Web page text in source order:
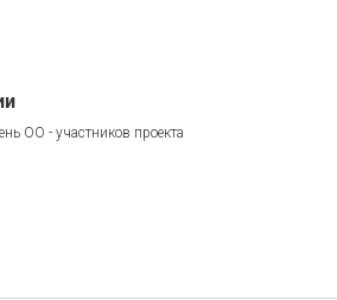
ОО - участников проекта